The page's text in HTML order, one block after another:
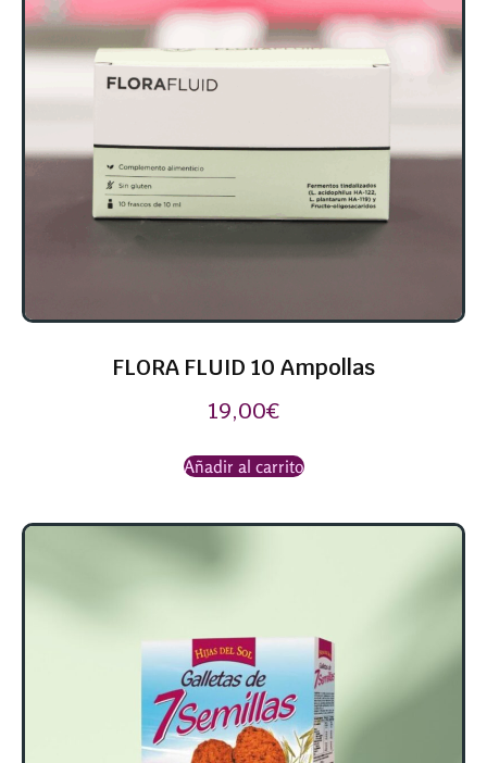
FLORA FLUID 10 Ampollas
19,00€
Añadir al carrito